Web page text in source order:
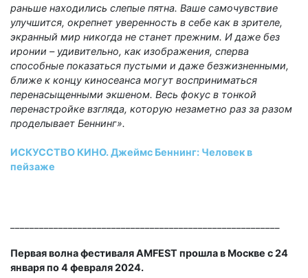
раньше находились слепые пятна. Ваше самочувствие
улучшится, окрепнет уверенность в себе как в зрителе,
экранный мир никогда не станет прежним. И даже без
иронии – удивительно, как изображения, сперва
способные показаться пустыми и даже безжизненными,
ближе к концу киносеанса могут восприниматься
перенасыщенными экшеном. Весь фокус в тонкой
перенастройке взгляда, которую незаметно раз за разом
проделывает Беннинг».
ИСКУССТВО КИНО. Джеймс Беннинг: Человек в
пейзаже
Первая волна фестиваля AMFEST прошла в Москве с 24
января по 4 февраля 2024.